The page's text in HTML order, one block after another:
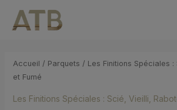
Accueil / Parquets / Les Finitions Spéciales
et Fumé
Les Finitions Spéciales : Scié, Vieilli,